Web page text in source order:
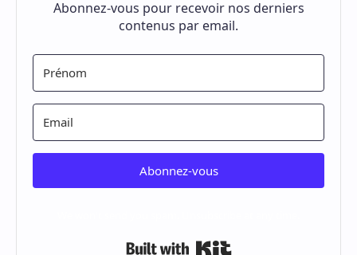
Abonnez-vous pour recevoir nos derniers
contenus par email.
Abonnez-vous